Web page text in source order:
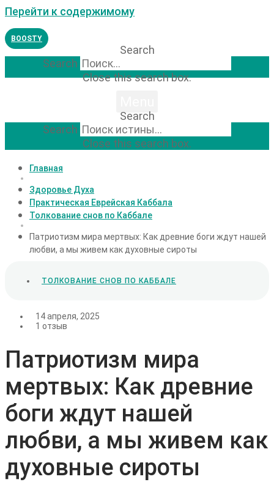
Перейти к содержимому
BOOSTY
Search
Search
Close this search box.
Search
Search
Close this search box.
Главная
Здоровье Духа
Практическая Еврейская Каббала
Толкование снов по Каббале
Патриотизм мира мертвых: Как древние боги ждут нашей
любви, а мы живем как духовные сироты
ТОЛКОВАНИЕ СНОВ ПО КАББАЛЕ
14 апреля, 2025
1 отзыв
Патриотизм мира
мертвых: Как древние
боги ждут нашей
любви, а мы живем как
духовные сироты